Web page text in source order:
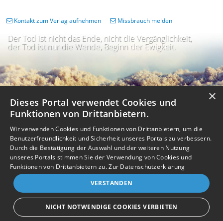
Der Tod ist nicht das Ende, nicht die Vergänglichkeit,
der Tod ist nur die Wende, Beginn der Ewigkeit.
Kontakt zum Verlag aufnehmen Missbrauch melden
Impressum Nutzungsbedingungen Datenschutz
AGB
Barrierefreiheit
Barriere melden
I
m
A
c
e
s
Accessibility-Modus aktivieren
I
K
n
t
Kontrastmodus aktivieren
eigenes Gedenkportal erstellen
Gedenkportal erstellen
×
Dieses Portal verwendet Cookies und
Funktionen von Drittanbietern.
Wir verwenden Cookies und Funktionen von Drittanbietern, um die
Benutzerfreundlichkeit und Sicherheit unseres Portals zu verbessern.
Durch die Bestätigung der Auswahl und der weiteren Nutzung
unseres Portals stimmen Sie der Verwendung von Cookies und
Funktionen von Drittanbietern zu.Zur Datenschutzerklärung
VERSTANDEN
NICHT NOTWENDIGE COOKIES VERBIETEN